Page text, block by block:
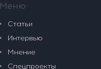
Меню
Статьи
Интервью
Мнение
Спецпроекты